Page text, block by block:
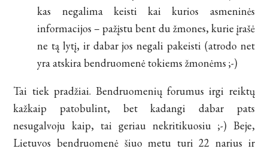
kas negalima keisti kai kurios asmeninės
informacijos – pažįstu bent du žmones, kurie įrašė
ne tą lytį, ir dabar jos negali pakeisti (atrodo net
yra atskira bendruomenė tokiems žmonėms ;-)
Tai tiek pradžiai. Bendruomenių forumus irgi reiktų
kažkaip patobulint, bet kadangi dabar pats
nesugalvoju kaip, tai geriau nekritikuosiu ;-) Beje,
Lietuvos bendruomenė šiuo metu turi 22 narius ir